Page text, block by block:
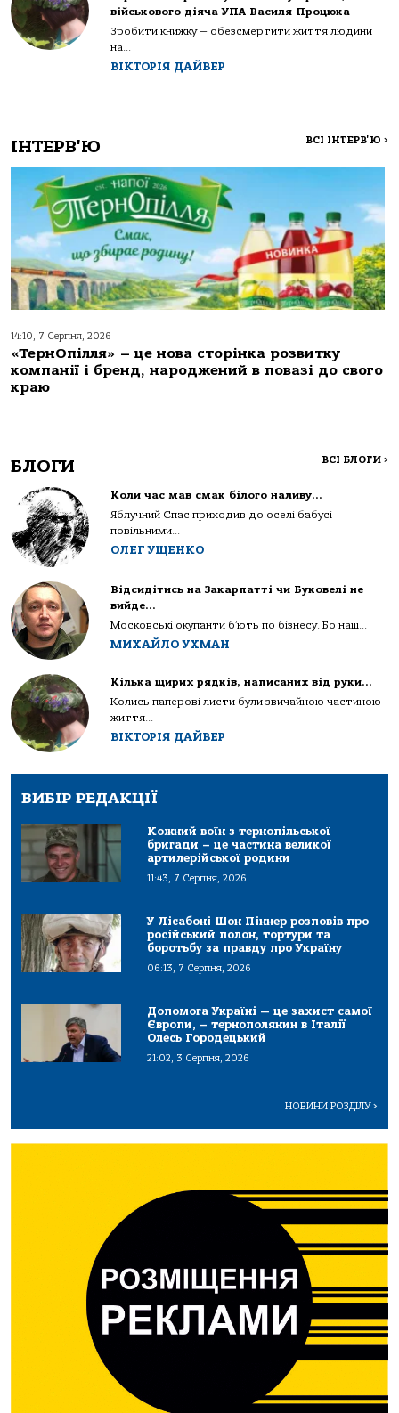
військового діяча УПА Василя Процюка
Зробити книжку — обезсмертити життя людини
на...
ВІКТОРІЯ ДАЙВЕР
ІНТЕРВ'Ю ВСІ ІНТЕРВ'Ю >
14:10, 7 Серпня, 2026
«ТернОпілля» – це нова сторінка розвитку
компанії і бренд, народжений в повазі до свого
краю
БЛОГИ ВСІ БЛОГИ >
Коли час мав смак білого наливу…
Яблучний Спас приходив до оселі бабусі
повільними...
ОЛЕГ УЩЕНКО
Відсидітись на Закарпатті чи Буковелі не
вийде…
Московські окупанти б’ють по бізнесу. Бо наш...
МИХАЙЛО УХМАН
Кілька щирих рядків, написаних від руки…
Колись паперові листи були звичайною частиною
життя...
ВІКТОРІЯ ДАЙВЕР
ВИБІР РЕДАКЦІЇ
Кожний воїн з тернопільської
бригади – це частина великої
артилерійської родини
11:43, 7 Серпня, 2026
У Лісабоні Шон Піннер розповів про
російський полон, тортури та
боротьбу за правду про Україну
06:13, 7 Серпня, 2026
Допомога Україні — це захист самої
Європи, – тернополянин в Італії
Олесь Городецький
21:02, 3 Серпня, 2026
НОВИНИ РОЗДІЛУ>